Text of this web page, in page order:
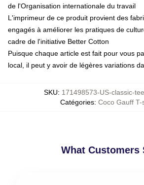
de l'Organisation internationale du travail
L'imprimeur de ce produit provient des
engagés à améliorer les pratiques de
cadre de l'initiative Better Cotton
Puisque chaque article est fait pour vous
local, il peut y avoir de légères variations
SKU: 171498573-US-classic-
Catégories: Coco Gauff T-
What Customers